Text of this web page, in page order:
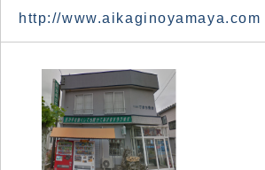
http://www.aikaginoyamaya.com